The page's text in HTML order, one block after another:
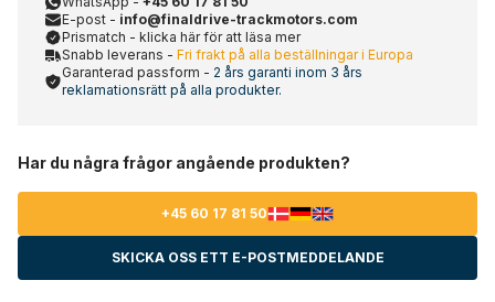
E-post - info@finaldrive-trackmotors.com
Prismatch - klicka här för att läsa mer
Snabb leverans - Fri frakt på alla beställningar i Europa
Garanterad passform - 2 års garanti inom 3 års
reklamationsrätt på alla produkter.
Har du några frågor angående produkten?
+45 60 17 81 50
SKICKA OSS ETT E-POSTMEDDELANDE